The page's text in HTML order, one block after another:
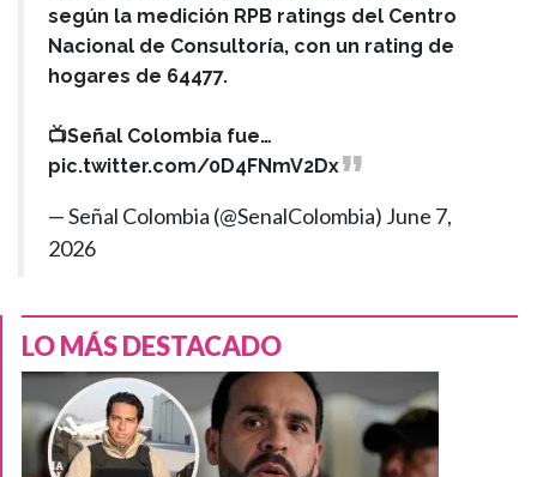
según la medición RPB ratings del Centro
Nacional de Consultoría, con un rating de
hogares de 64477.
📺Señal Colombia fue…
pic.twitter.com/0D4FNmV2Dx
— Señal Colombia (@SenalColombia) June 7,
2026
LO MÁS DESTACADO